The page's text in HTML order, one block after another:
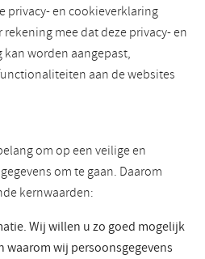
privacy- en cookieverklaring
mee dat deze privacy- en
worden aangepast,
aan de websites
om op een veilige en
om te gaan. Daarom
kernwaarden:
Wij willen u zo goed mogelijk
waarom wij persoonsgegevens